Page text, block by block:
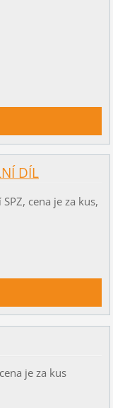
DÍL
cena je za kus,
je za kus